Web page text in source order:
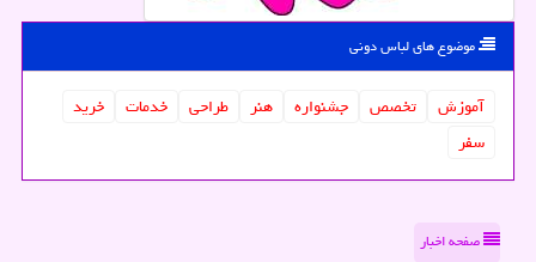
موضوع های لباس دونی
آموزش تخصص جشنواره هنر طراحی خدمات
خرید
سفر
صفحه اخبار